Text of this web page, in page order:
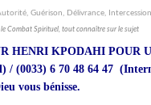
le Combat Spirituel, tout connaître sur le sujet
HENRI KPODAHI POUR
/ (0033) 6 70 48 64 47
vous bénisse.